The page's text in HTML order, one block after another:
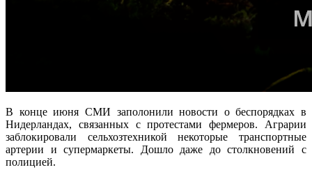
В конце июня СМИ заполонили новости о беспорядках в
Нидерландах, связанных с протестами фермеров. Аграрии
заблокировали сельхозтехникой некоторые транспортные
артерии и супермаркеты. Дошло даже до столкновений с
полицией.